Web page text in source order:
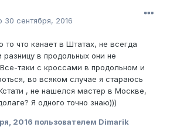
30 сентября, 2016
что канает в Штатах, не всегда
в продольных они не
таки с кроссами в продольном и
во всяком случае я стараюсь
, не нашелся мастер в Москве,
Я одного точно знаю)))
2016 пользователем Dimarik